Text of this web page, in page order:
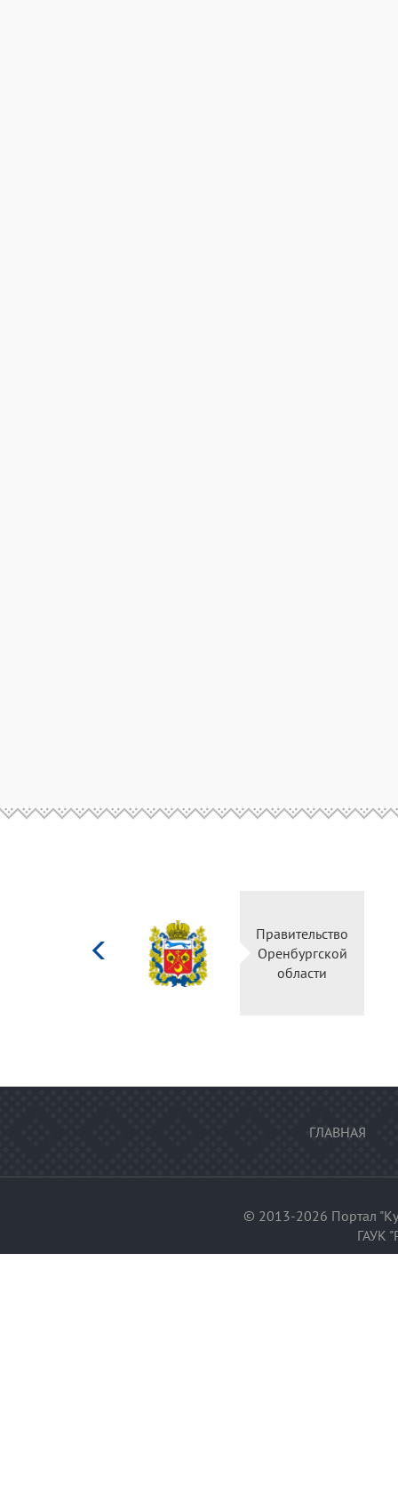
Правительство
Оренбургской
области
ГЛАВНАЯ
© 2013-2026 Портал
ГАУК